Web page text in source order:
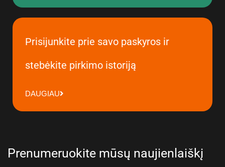
Prisijunkite prie savo paskyros ir
stebėkite pirkimo istoriją
DAUGIAU
Prenumeruokite mūsų naujienlaiškį